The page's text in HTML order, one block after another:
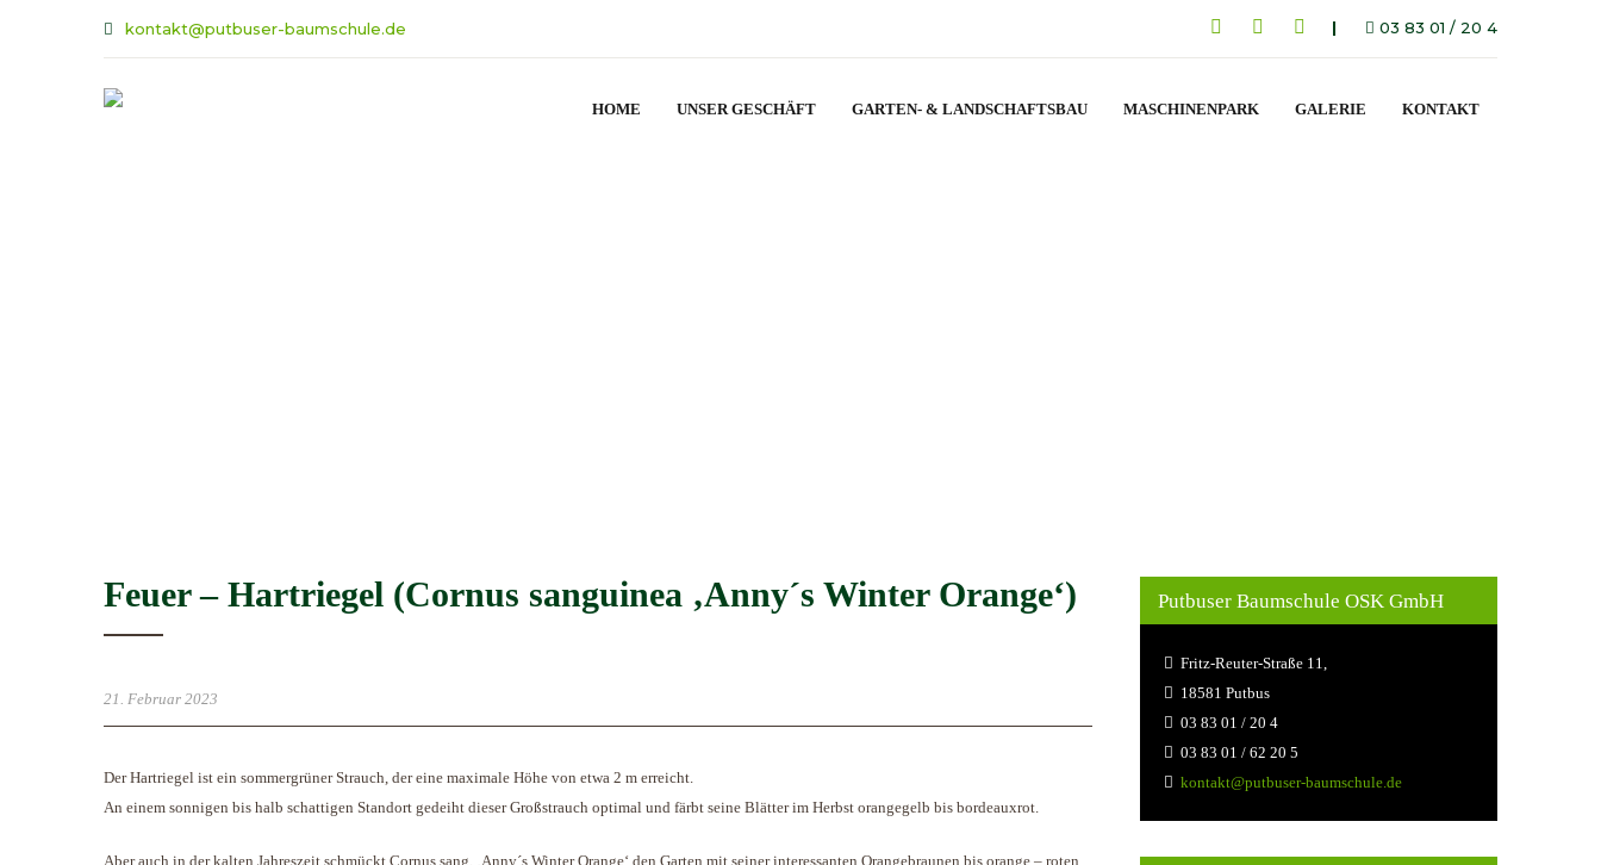
kontakt@putbuser-baumschule.de | 03 83 01 / 20 4
HOME UNSER GESCHÄFT GARTEN- & LANDSCHAFTSBAU MASCHINENPARK GALERIE KONTAKT
Feuer – Hartriegel (Cornus sanguinea ‚Anny´s Winter Orange‘)
21. Februar 2023
Der Hartriegel ist ein sommergrüner Strauch, der eine maximale Höhe von etwa 2 m erreicht.
An einem sonnigen bis halb schattigen Standort gedeiht dieser Großstrauch optimal und färbt seine Blätter im Herbst orangegelb bis bordeauxrot.
Aber auch in der kalten Jahreszeit schmückt Cornus sang. ‚Anny´s Winter Orange‘ den Garten mit seiner interessanten Orangebraunen bis orange – roten
Putbuser Baumschule OSK GmbH
Fritz-Reuter-Straße 11,
18581 Putbus
03 83 01 / 20 4
03 83 01 / 62 20 5
kontakt@putbuser-baumschule.de